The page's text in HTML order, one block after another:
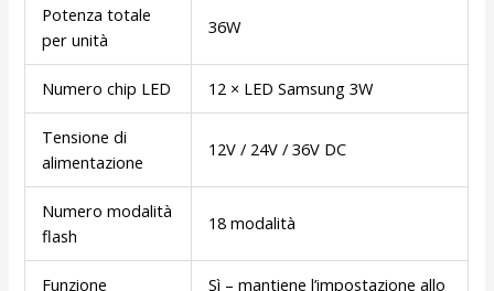
Potenza totale
per unità
36W
Numero chip LED 12 × LED Samsung 3W
Tensione di
alimentazione
12V / 24V / 36V DC
Numero modalità
flash
18 modalità
Funzione
Sì – mantiene l’impostazione allo